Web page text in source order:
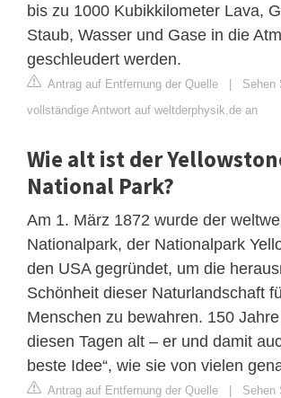
bis zu 1000 Kubikkilometer Lava,
Staub, Wasser und Gase in die
geschleudert werden.
Antrag auf Entfernung der Quelle | Sehen
vollständige Antwort auf weltderphysik.de an
Wie alt ist der
National Park?
Am 1. März 1872 wurde der
Nationalpark, der Nationalpark
den USA gegründet, um die
Schönheit dieser Naturlandschaft
Menschen zu bewahren. 150
diesen Tagen alt – er und damit
beste Idee“, wie sie von vielen
Antrag auf Entfernung der Quelle | Sehen